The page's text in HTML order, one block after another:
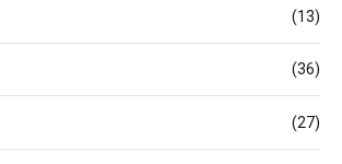
(13)
(36)
(27)